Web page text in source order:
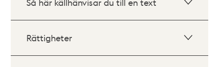
Rättigheter